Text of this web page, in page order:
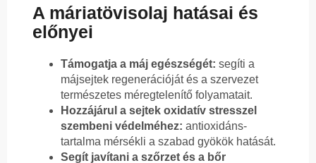
A máriatövisolaj hatásai és
előnyei
Támogatja a máj egészségét: segíti a
májsejtek regenerációját és a szervezet
természetes méregtelenítő folyamatait.
Hozzájárul a sejtek oxidatív stresszel
szembeni védelméhez: antioxidáns-
tartalma mérsékli a szabad gyökök hatását.
Segít javítani a szőrzet és a bőr